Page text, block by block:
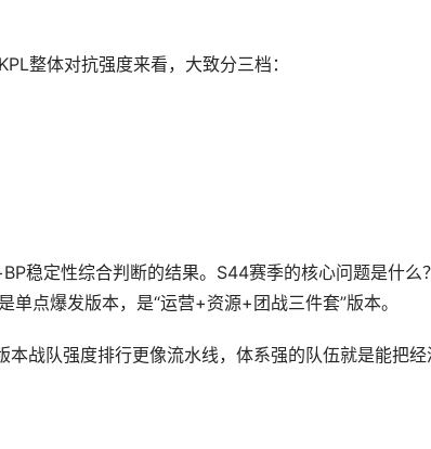
整体对抗强度来看，大致分三档：
稳定性综合判断的结果。S44赛季的核心问题是什么
点爆发版本，是“运营+资源+团战三件套”版本。
本战队强度排行更像流水线，体系强的队伍就是能把经